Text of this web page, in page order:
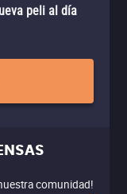
peli al día
comunidad!